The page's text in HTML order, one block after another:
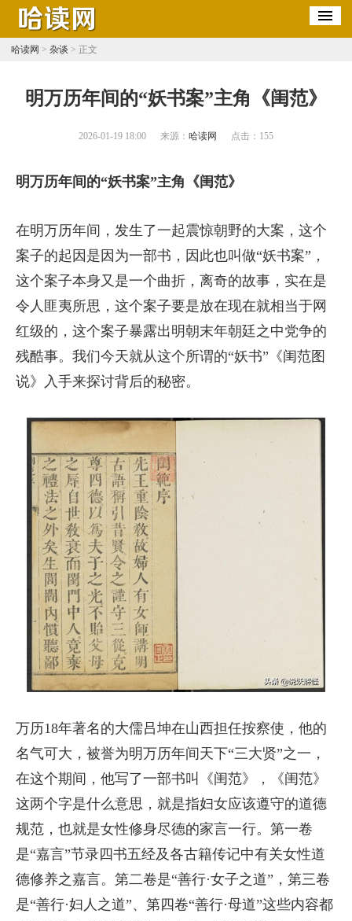
哈读网 > 杂谈 > 正文
​明万历年间的“妖书案”主角《闺范》
2026-01-19 18:00 来源： 哈读网 点击： 155
明万历年间的“妖书案”主角《闺范》
在明万历年间，发生了一起震惊朝野的大案，这个
案子的起因是因为一部书，因此也叫做“妖书案”，
这个案子本身又是一个曲折，离奇的故事，实在是
令人匪夷所思，这个案子要是放在现在就相当于网
红级的，这个案子暴露出明朝末年朝廷之中党争的
残酷事。我们今天就从这个所谓的“妖书”《闺范图
说》入手来探讨背后的秘密。
万历18年著名的大儒吕坤在山西担任按察使，他的
名气可大，被誉为明万历年间天下“三大贤”之一，
在这个期间，他写了一部书叫《闺范》，《闺范》
这两个字是什么意思，就是指妇女应该遵守的道德
规范，也就是女性修身尽德的家言一行。第一卷
是“嘉言”节录四书五经及各古籍传记中有关女性道
德修养之嘉言。第二卷是“善行·女子之道”，第三卷
是“善行·妇人之道”、第四卷“善行·母道”这些内容都